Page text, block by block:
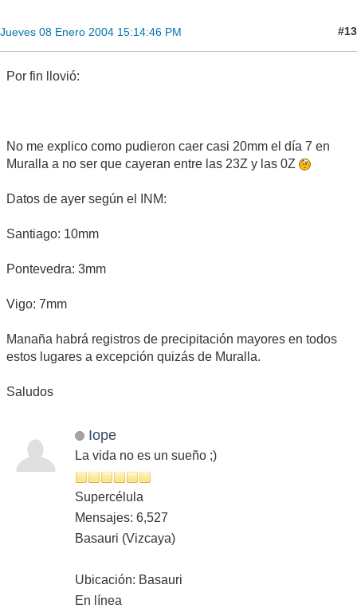
Jueves 08 Enero 2004 15:14:46 PM #13
Por fin llovió:
No me explico como pudieron caer casi 20mm el día 7 en
Muralla a no ser que cayeran entre las 23Z y las 0Z
Datos de ayer según el INM:
Santiago: 10mm
Pontevedra: 3mm
Vigo: 7mm
Manaña habrá registros de precipitación mayores en todos
estos lugares a excepción quizás de Muralla.
Saludos
Iope
La vida no es un sueño ;)
Supercélula
Mensajes: 6,527
Basauri (Vizcaya)
Ubicación: Basauri
En línea